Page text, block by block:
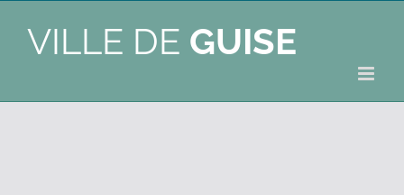
VILLE DE GUISE